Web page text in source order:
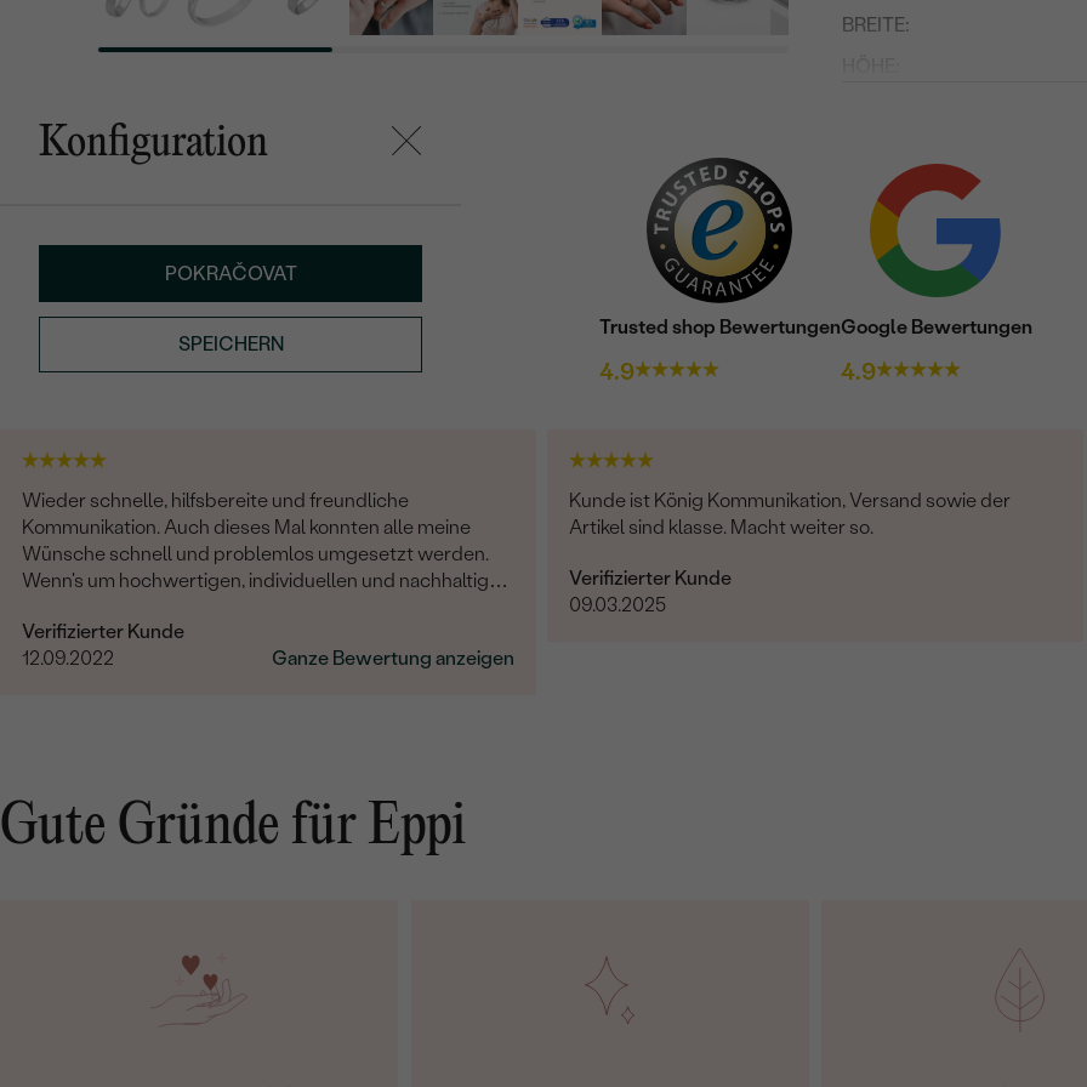
BREITE:
Details des eingesetzten
TYP:
ANZAHL:
KARATGEWICHT:
ABMESSUNGEN:
REINHEIT:
HERKUNFT:
Konfiguration
POKRAČOVAT
SPEICHERN
Trusted shop Bewertungen
4.9
Google Bewertungen
4.9
Wieder schnelle, hilfsbereite und freundliche
Kommunikation. Auch dieses Mal konnten alle meine
Wünsche schnell und problemlos umgesetzt werden.
Wenn's um hochwertigen, individuellen und nachhaltigen
Verifizierter Kunde
12.09.2022
Ganze Bewertung anzeigen
Kunde ist König Kommunikation, Versand sowie der
Artikel sind klasse. Macht weiter so.
Verifizierter Kunde
09.03.2025
Gute Gründe für Eppi